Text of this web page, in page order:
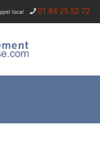
local 01 84 25 52 72